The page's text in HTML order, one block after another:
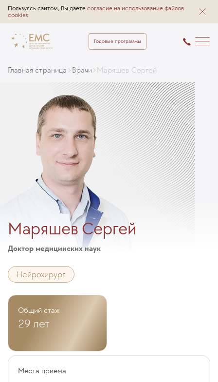
Пользуясь сайтом, Вы даете согласие на использование файлов
cookies
Годовые программы
Главная страница Врачи Маряшев Сергей
Маряшев Сергей
Доктор медицинских наук
Нейрохирург
Общий стаж
29 лет
Места приема